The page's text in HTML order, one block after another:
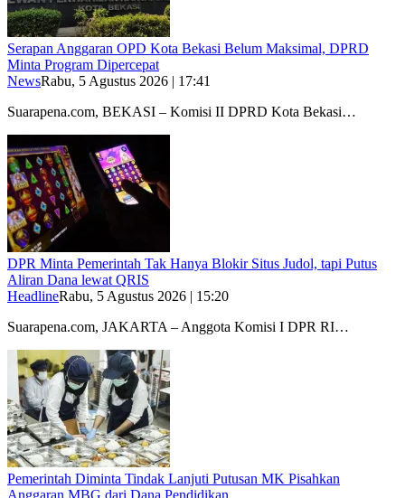
Serapan Anggaran OPD Kota Bekasi Belum Maksimal, DPRD
Minta Program Dipercepat
NewsRabu, 5 Agustus 2026 | 17:41
Suarapena.com, BEKASI – Komisi II DPRD Kota Bekasi…
DPR Minta Pemerintah Tak Hanya Blokir Situs Judol, tapi Putus
Aliran Dana lewat QRIS
HeadlineRabu, 5 Agustus 2026 | 15:20
Suarapena.com, JAKARTA – Anggota Komisi I DPR RI…
Pemerintah Diminta Tindak Lanjuti Putusan MK Pisahkan
Anggaran MBG dari Dana Pendidikan